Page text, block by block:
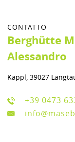
CONTATTO
Berghütte
Alessandro
Kappl, 39027
+39 0473